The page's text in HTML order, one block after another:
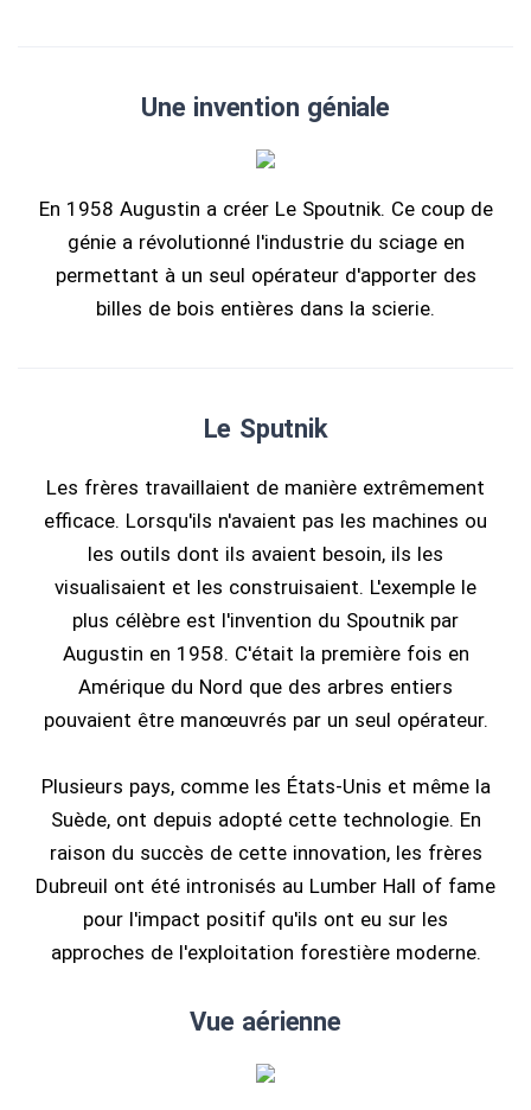
Une invention géniale
En 1958 Augustin a créer Le Spoutnik. Ce coup de
génie a révolutionné l'industrie du sciage en
permettant à un seul opérateur d'apporter des
billes de bois entières dans la scierie.
Le Sputnik
Les frères travaillaient de manière extrêmement
efficace. Lorsqu'ils n'avaient pas les machines ou
les outils dont ils avaient besoin, ils les
visualisaient et les construisaient. L'exemple le
plus célèbre est l'invention du Spoutnik par
Augustin en 1958. C'était la première fois en
Amérique du Nord que des arbres entiers
pouvaient être manœuvrés par un seul opérateur.
Plusieurs pays, comme les États-Unis et même la
Suède, ont depuis adopté cette technologie. En
raison du succès de cette innovation, les frères
Dubreuil ont été intronisés au Lumber Hall of fame
pour l'impact positif qu'ils ont eu sur les
approches de l'exploitation forestière moderne.
Vue aérienne